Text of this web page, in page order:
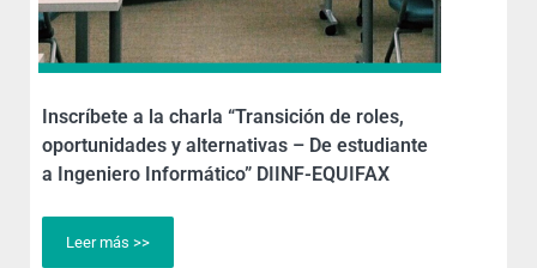
Inscríbete a la charla “Transición de roles,
oportunidades y alternativas – De estudiante
a Ingeniero Informático” DIINF-EQUIFAX
Leer más >>